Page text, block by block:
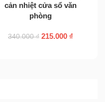
cản nhiệt cửa sổ văn
phòng
340.000₫ 215.000 ₫